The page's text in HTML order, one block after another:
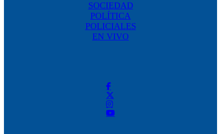
SOCIEDAD
POLÍTICA
POLICIALES
EN VIVO